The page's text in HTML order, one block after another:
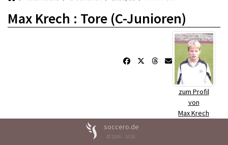
Max Krech : Tore (C-Junioren)
zum Profil
von
Max Krech
soccero.de
© 2006 - 2026